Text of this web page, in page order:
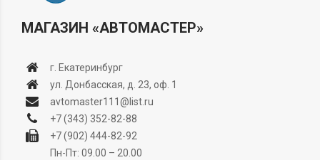
МАГАЗИН «АВТОМАСТЕР»
г. Екатеринбург
ул. Донбасская, д. 23, оф. 1
avtomaster111@list.ru
+7 (343) 352-82-88
+7 (902) 444-82-92
Пн-Пт: 09.00 – 20.00